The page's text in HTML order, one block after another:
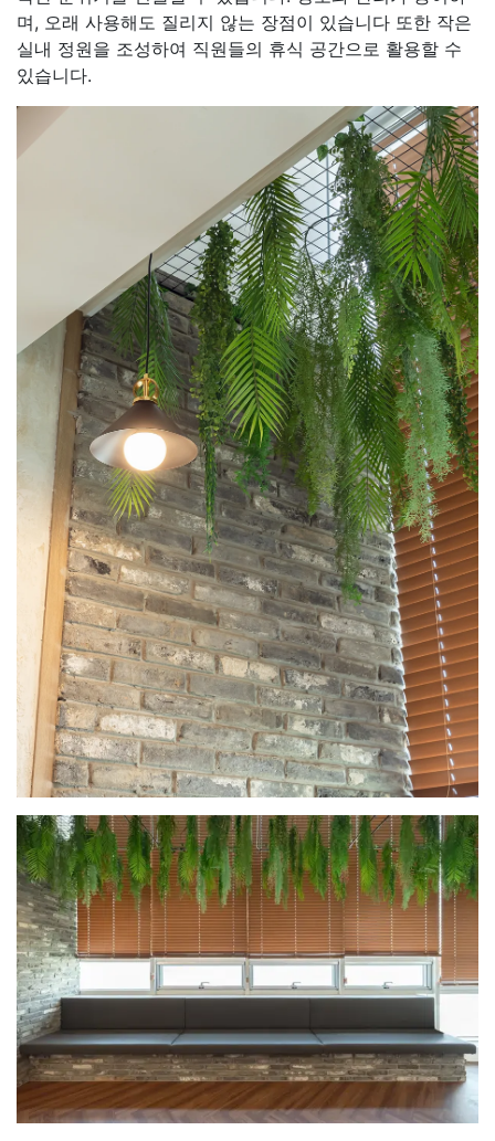
며, 오래 사용해도 질리지 않는 장점이 있습니다 또한 작은
실내 정원을 조성하여 직원들의 휴식 공간으로 활용할 수
있습니다.